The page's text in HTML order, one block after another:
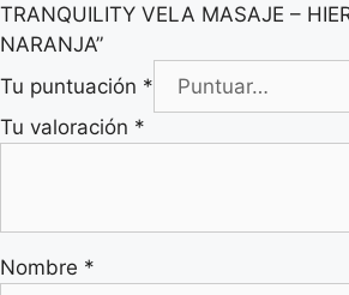
TRANQUILITY VELA MASAJE –
NARANJA”
Tu puntuación *
Tu valoración *
Nombre *